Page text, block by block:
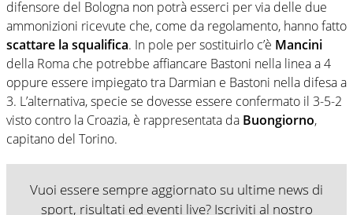
difensore del Bologna non potrà esserci per via delle due
ammonizioni ricevute che, come da regolamento, hanno fatto
scattare la squalifica. In pole per sostituirlo c’è Mancini
della Roma che potrebbe affiancare Bastoni nella linea a 4
oppure essere impiegato tra Darmian e Bastoni nella difesa a
3. L’alternativa, specie se dovesse essere confermato il 3-5-2
visto contro la Croazia, è rappresentata da Buongiorno,
capitano del Torino.
Vuoi essere sempre aggiornato su ultime news di
sport, risultati ed eventi live? Iscriviti al nostro